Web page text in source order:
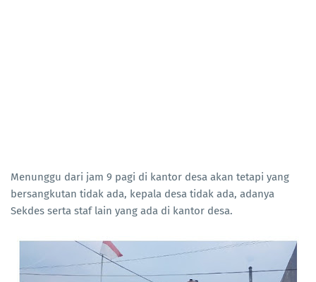
‎Menunggu dari jam 9 pagi di kantor desa akan tetapi yang
bersangkutan tidak ada, kepala desa tidak ada, adanya
Sekdes serta staf lain yang ada di kantor desa.